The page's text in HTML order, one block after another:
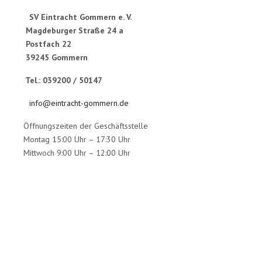
SV Eintracht Gommern e. V.
Magdeburger Straße 24 a
Postfach 22
39245 Gommern
Tel.: 039200 / 50147
info@eintracht-gommern.de
Öffnungszeiten der Geschäftsstelle
Montag 15:00 Uhr – 17:30 Uhr
Mittwoch 9:00 Uhr – 12:00 Uhr